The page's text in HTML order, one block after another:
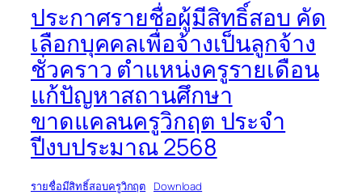
ประกาศรายชื่อผู้มีสิทธิ์สอบ คัด
เลือกบุคคลเพื่อจ้างเป็นลูกจ้าง
ชั่วคราว ตำแหน่งครูรายเดือน
แก้ปัญหาสถานศึกษา
ขาดแคลนครูวิกฤต ประจำ
ปีงบประมาณ 2568
รายชื่อมีสิทธิ์สอบครูวิกฤต Download